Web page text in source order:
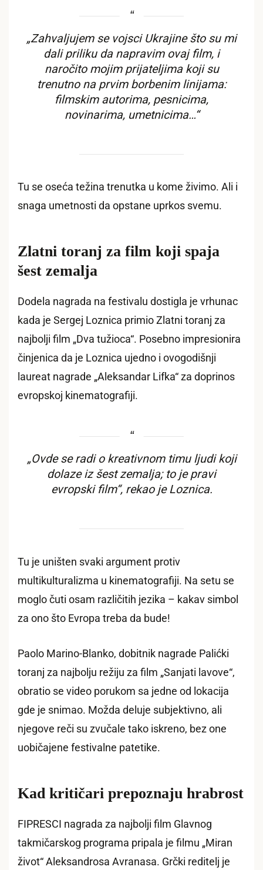
„Zahvaljujem se vojsci Ukrajine što su mi
dali priliku da napravim ovaj film, i
naročito mojim prijateljima koji su
trenutno na prvim borbenim linijama:
filmskim autorima, pesnicima,
novinarima, umetnicima…“
Tu se oseća težina trenutka u kome živimo. Ali i
snaga umetnosti da opstane uprkos svemu.
Zlatni toranj za film koji spaja
šest zemalja
Dodela nagrada na festivalu dostigla je vrhunac
kada je Sergej Loznica primio Zlatni toranj za
najbolji film „Dva tužioca“. Posebno impresionira
činjenica da je Loznica ujedno i ovogodišnji
laureat nagrade „Aleksandar Lifka“ za doprinos
evropskoj kinematografiji.
„Ovde se radi o kreativnom timu ljudi koji
dolaze iz šest zemalja; to je pravi
evropski film“, rekao je Loznica.
Tu je uništen svaki argument protiv
multikulturalizma u kinematografiji. Na setu se
moglo čuti osam različitih jezika – kakav simbol
za ono što Evropa treba da bude!
Paolo Marino-Blanko, dobitnik nagrade Palićki
toranj za najbolju režiju za film „Sanjati lavove“,
obratio se video porukom sa jedne od lokacija
gde je snimao. Možda deluje subjektivno, ali
njegove reči su zvučale tako iskreno, bez one
uobičajene festivalne patetike.
Kad kritičari prepoznaju hrabrost
FIPRESCI nagrada za najbolji film Glavnog
takmičarskog programa pripala je filmu „Miran
život“ Aleksandrosa Avranasa. Grčki reditelj je